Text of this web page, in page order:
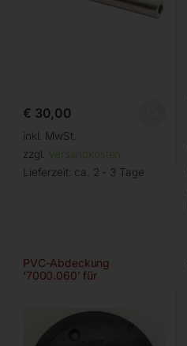
€ 30,00
inkl. MwSt.
zzgl. Versandkosten
Lieferzeit: ca. 2 - 3 Tage
PVC-Abdeckung
‘7000.060’ für